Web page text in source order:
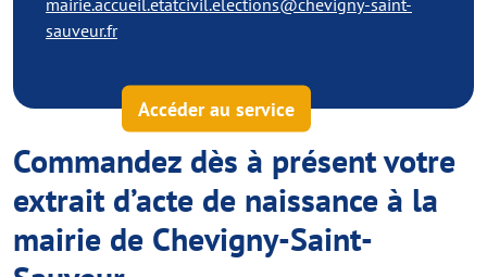
mairie.accueil.etatcivil.elections@chevigny-saint-
sauveur.fr
Accéder au service
Commandez dès à présent votre
extrait d’acte de naissance à la
mairie de Chevigny-Saint-